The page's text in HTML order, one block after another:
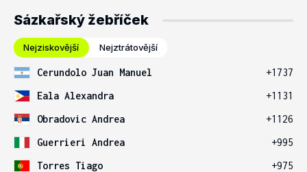
Sázkařský žebříček
Nejziskovější Nejztrátovější
Cerundolo Juan Manuel
+1737
Eala Alexandra
+1131
Obradovic Andrea
+1126
Guerrieri Andrea
+995
Torres Tiago
+975